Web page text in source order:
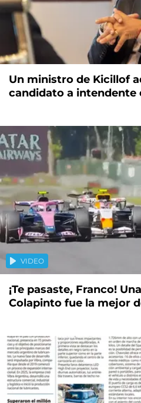
Un ministro de Kicillof
candidato a intendente
VIDEO
¡Te pasaste, Franco!
Colapinto fue la mejor